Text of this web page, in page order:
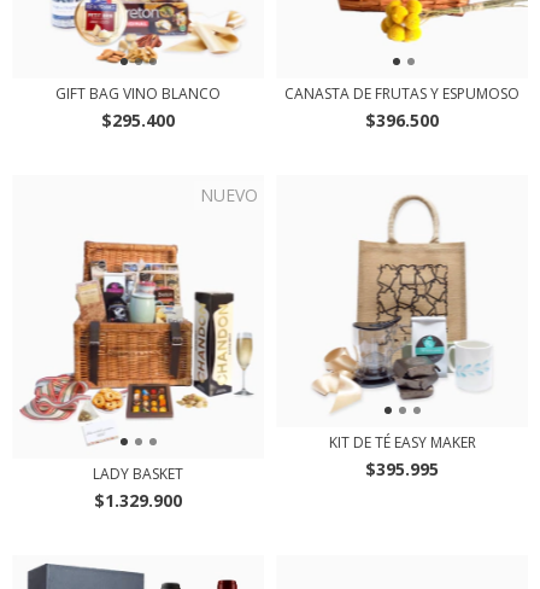
GIFT BAG VINO BLANCO
$295.400
CANASTA DE FRUTAS Y ESPUMOSO
$396.500
NUEVO
LADY BASKET
$1.329.900
KIT DE TÉ EASY MAKER
$395.995